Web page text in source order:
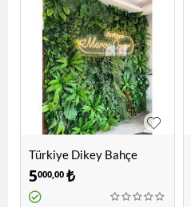
Türkiye Dikey Bahçe
5000,00 ₺